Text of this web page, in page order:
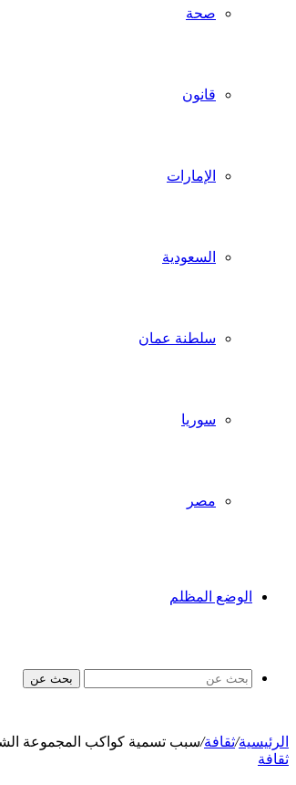
صحة
قانون
الإمارات
السعودية
سلطنة عمان
سوريا
مصر
الوضع المظلم
بحث عن
الرئيسية/ثقافة/سبب تسمية كواكب المجموعة
ثقافة